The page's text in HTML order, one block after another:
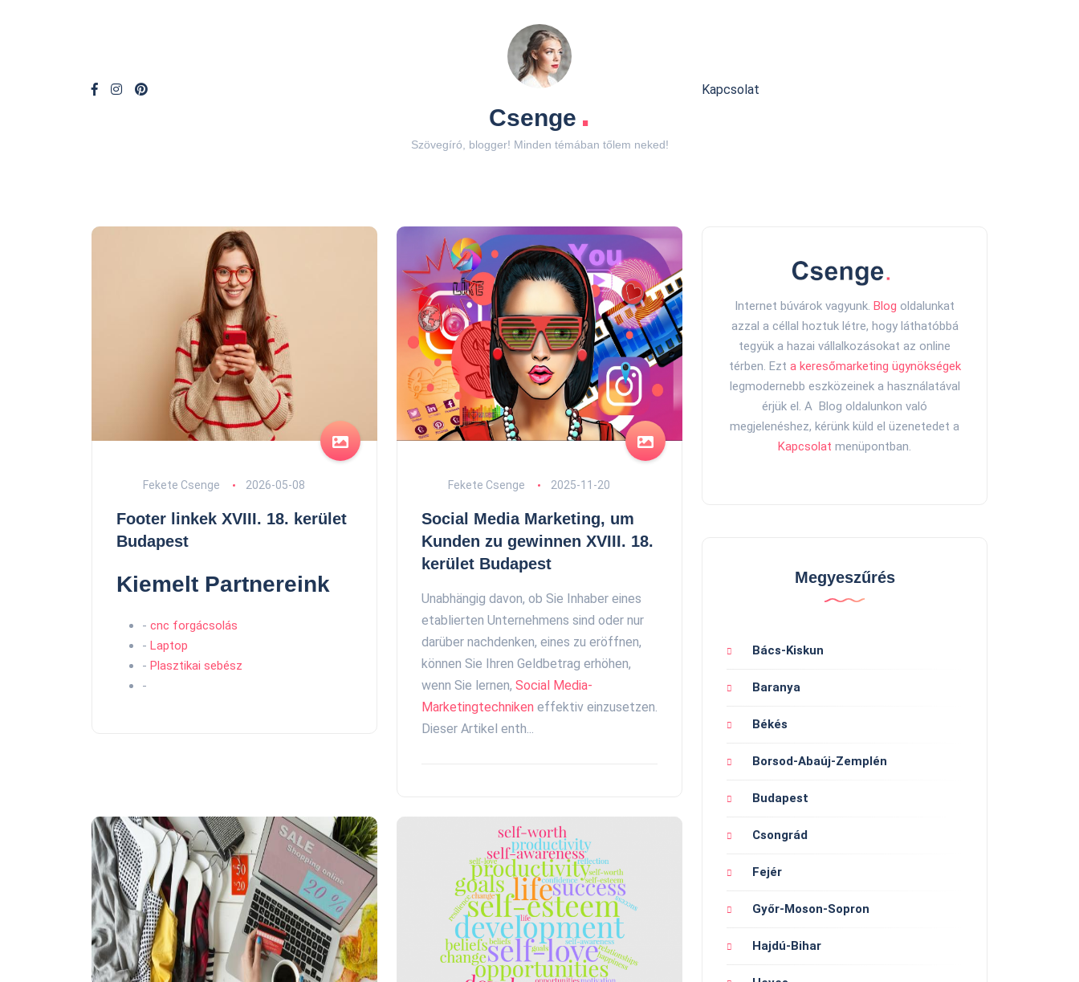
Csenge .
Szövegíró, blogger! Minden témában tőlem neked!
Kapcsolat
Fekete Csenge 2026-05-08
Footer linkek XVIII. 18. kerület
Budapest
Kiemelt Partnereink
- cnc forgácsolás
- Laptop
- Plasztikai sebész
-
Fekete Csenge 2025-11-20
Social Media Marketing, um
Kunden zu gewinnen XVIII. 18.
kerület Budapest
Unabhängig davon, ob Sie Inhaber eines
etablierten Unternehmens sind oder nur
darüber nachdenken, eines zu eröffnen,
können Sie Ihren Geldbetrag erhöhen,
wenn Sie lernen, Social Media-
Marketingtechniken effektiv einzusetzen.
Dieser Artikel enth...
Internet búvárok vagyunk. Blog oldalunkat
azzal a céllal hoztuk létre, hogy láthatóbbá
tegyük a hazai vállalkozásokat az online
térben. Ezt a keresőmarketing ügynökségek
legmodernebb eszközeinek a használatával
érjük el. A Blog oldalunkon való
megjelenéshez, kérünk küld el üzenetedet a
Kapcsolat menüpontban.
Megyeszűrés
Bács-Kiskun
Baranya
Békés
Borsod-Abaúj-Zemplén
Budapest
Csongrád
Fejér
Győr-Moson-Sopron
Hajdú-Bihar